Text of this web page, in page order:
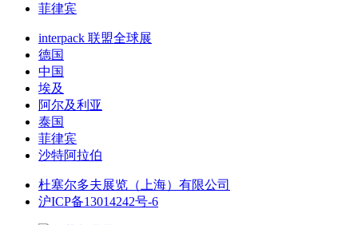
菲律宾
interpack 联盟全球展
德国
中国
埃及
阿尔及利亚
泰国
菲律宾
沙特阿拉伯
杜塞尔多夫展览（上海）有限公司
沪ICP备13014242号-6